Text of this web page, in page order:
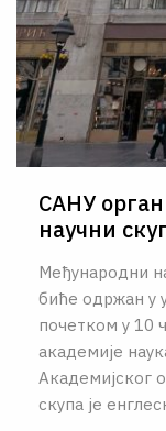
САНУ
научни
Међународни
биће одржан у
почетком у 10
академије
Академијског
скупа је